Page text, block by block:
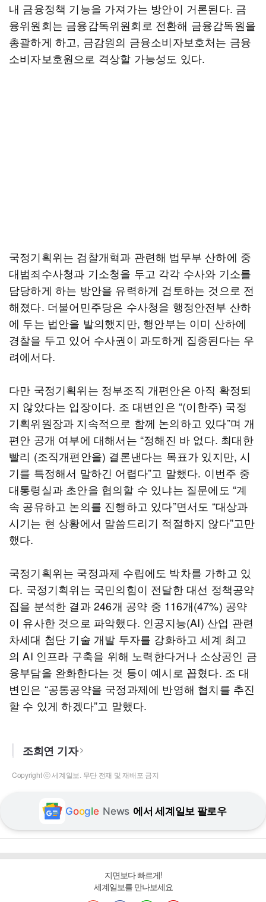
내 금융정책 기능을 가져가는 방안이 거론된다. 금
융위원회는 금융감독위원회로 전환해 금융감독원을
총괄하게 하고, 금감원의 금융소비자보호처는 금융
소비자보호원으로 격상할 가능성도 있다.
국정기획위는 검찰개혁과 관련해 법무부 산하에 중
대범죄수사청과 기소청을 두고 각각 수사와 기소를
담당하게 하는 방안을 유력하게 검토하는 것으로 전
해졌다. 더불어민주당은 수사청을 행정안전부 산하
에 두는 법안을 발의했지만, 행안부는 이미 산하에
경찰을 두고 있어 수사권이 과도하게 집중된다는 우
려에서다.
다만 국정기획위는 정부조직 개편안은 아직 확정되
지 않았다는 입장이다. 조 대변인은 “(이한주) 국정
기획위원장과 지속적으로 함께 논의하고 있다”며 개
편안 공개 여부에 대해서는 “정해진 바 없다. 최대한
빨리 (조직개편안을) 결론낸다는 목표가 있지만, 시
기를 특정해서 말하긴 어렵다”고 말했다. 이번주 중
대통령실과 초안을 협의할 수 있냐는 질문에도 “계
속 공유하고 논의를 진행하고 있다”면서도 “대상과
시기는 현 상황에서 말씀드리기 적절하지 않다”고만
했다.
국정기획위는 국정과제 수립에도 박차를 가하고 있
다. 국정기획위는 국민의힘이 전달한 대선 정책공약
집을 분석한 결과 246개 공약 중 116개(47%) 공약
이 유사한 것으로 파악했다. 인공지능(AI) 산업 관련
차세대 첨단 기술 개발 투자를 강화하고 세계 최고
의 AI 인프라 구축을 위해 노력한다거나 소상공인 금
융부담을 완화한다는 것 등이 예시로 꼽혔다. 조 대
변인은 “공통공약을 국정과제에 반영해 협치를 추진
할 수 있게 하겠다”고 말했다.
조희연 기자
Copyright ⓒ 세계일보. 무단 전재 및 재배포 금지
Google News 에서 세계일보 팔로우
지면보다 빠르게!
세계일보를 만나보세요